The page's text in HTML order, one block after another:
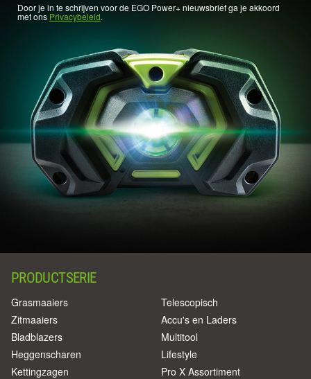
Door je in te schrijven voor de EGO Power+ nieuwsbrief ga je akkoord
met ons Privacybeleid.
PRODUCTSERIE
Grasmaaiers
Zitmaaiers
Bladblazers
Heggenscharen
Kettingzagen
Telescopisch
Accu's en Laders
Multitool
Lifestyle
Pro X Assortiment